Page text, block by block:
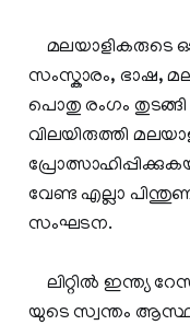
മലയാളികരുടെ
സംസ്കാരം, ഭാഷ,
പൊതു രംഗം
വിലയിരുത്തി
വേണ്ട എല്ലാ
സംഘടന.
ലിറ്റില്‍ ഇന്ത്യ
യുടെ സ്വന്തം